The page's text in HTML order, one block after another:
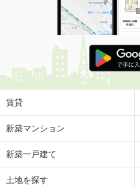
賃貸
新築マンション
新築一戸建て
土地を探す